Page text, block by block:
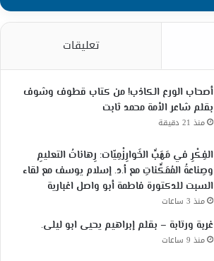
تعليقات
أصحاب الورع الكاذب! من كتاب قطوف وشوف
بقلم شاعر الأمة محمد ثابت
منذ 21 دقيقة
الفِكْرِ في مَهَبِّ الخَوارِزْمِيّات: رِهاناتُ التعليمِ
وصِناعةُ المُمَكِّناتِ مع أ.د. إسلام يوسف مع لقاء
السبت للدكتورة فاطمة أبو واصل اغبارية
منذ 3 ساعات
غربة ورتابة – بقلم إبراهيم يحيى ابو ليلى.
منذ 9 ساعات